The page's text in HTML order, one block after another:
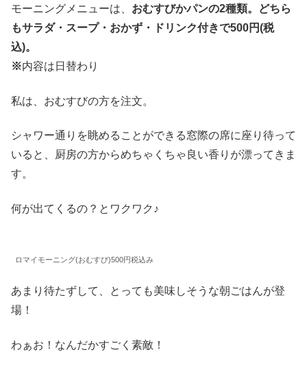
モーニングメニューは、 おむすびかパンの2種類。どちら
もサラダ・スープ・おかず・ドリンク付きで500円(税
込)。
※内容は日替わり
私は、おむすびの方を注文。
シャワー通りを眺めることができる窓際の席に座り待って
いると、厨房の方からめちゃくちゃ良い香りが漂ってきま
す。
何が出てくるの？とワクワク♪
ロマイモーニング(おむすび)500円税込み
あまり待たずして、とっても美味しそうな朝ごはんが登
場！
わぁお！なんだかすごく素敵！